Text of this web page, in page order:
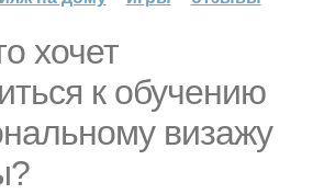
хочет
к обучению
визажу